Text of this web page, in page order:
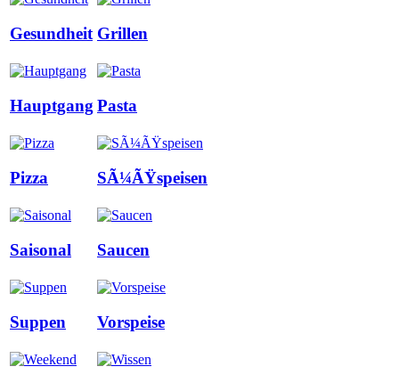
Gesundheit Grillen
Hauptgang Pasta
Pizza SÃ¼ÃŸspeisen
Saisonal Saucen
Suppen Vorspeise